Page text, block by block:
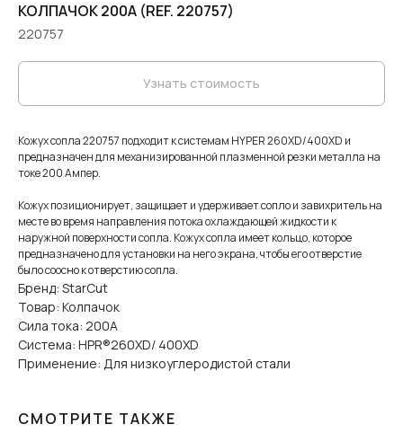
КОЛПАЧОК 200A (REF. 220757)
220757
Узнать стоимость
Кожух сопла 220757 подходит к системам HYPER 260XD/400XD и
предназначен для механизированной плазменной резки металла на
токе 200 Ампер.
Кожух позиционирует, защищает и удерживает сопло и завихритель на
месте во время направления потока охлаждающей жидкости к
наружной поверхности сопла. Кожух сопла имеет кольцо, которое
предназначено для установки на него экрана, чтобы его отверстие
было соосно к отверстию сопла.
Бренд: StarCut
Товар: Колпачок
Сила тока: 200А
Система: HPR®260XD/ 400XD
Применение: Для низкоуглеродистой стали
СМОТРИТЕ ТАКЖЕ